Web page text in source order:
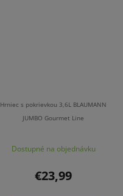
Hrniec s pokrievkou 3,6L BLAUMANN
JUMBO Gourmet Line
Dostupné na objednávku
€23,99